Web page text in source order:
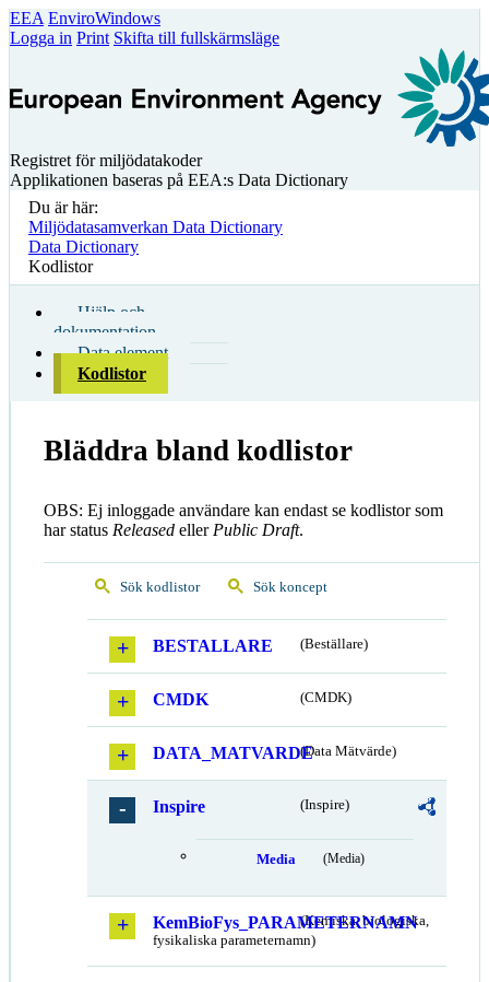
EEA EnviroWindows
Logga in Print Skifta till fullskärmsläge
Registret för miljödatakoder
Applikationen baseras på EEA:s Data Dictionary
Du är här:
Miljödatasamverkan Data Dictionary
Data Dictionary
Kodlistor
Hjälp och
dokumentation
Data element
Kodlistor
Bläddra bland kodlistor
OBS: Ej inloggade användare kan endast se kodlistor som
har status Released eller Public Draft.
Sök kodlistor Sök koncept
BESTALLARE (Beställare)
CMDK (CMDK)
DATA_MATVARDE(Data Mätvärde)
Inspire (Inspire)
Media (Media)
KemBioFys_PARAMETERNAMN
(Kemiska, biologiska,
fysikaliska parameternamn)